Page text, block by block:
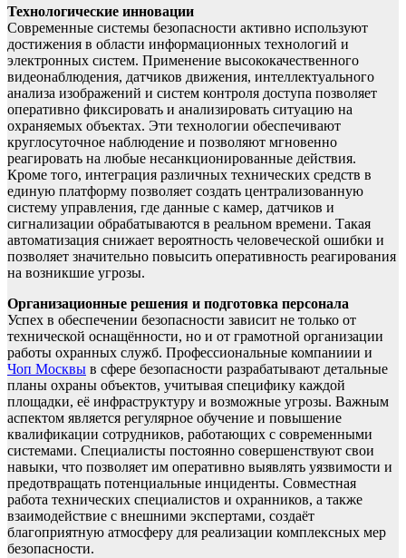
Технологические инновации
Современные системы безопасности активно используют
достижения в области информационных технологий и
электронных систем. Применение высококачественного
видеонаблюдения, датчиков движения, интеллектуального
анализа изображений и систем контроля доступа позволяет
оперативно фиксировать и анализировать ситуацию на
охраняемых объектах. Эти технологии обеспечивают
круглосуточное наблюдение и позволяют мгновенно
реагировать на любые несанкционированные действия.
Кроме того, интеграция различных технических средств в
единую платформу позволяет создать централизованную
систему управления, где данные с камер, датчиков и
сигнализации обрабатываются в реальном времени. Такая
автоматизация снижает вероятность человеческой ошибки и
позволяет значительно повысить оперативность реагирования
на возникшие угрозы.
Организационные решения и подготовка персонала
Успех в обеспечении безопасности зависит не только от
технической оснащённости, но и от грамотной организации
работы охранных служб. Профессиональные компаниии и
Чоп Москвы в сфере безопасности разрабатывают детальные
планы охраны объектов, учитывая специфику каждой
площадки, её инфраструктуру и возможные угрозы. Важным
аспектом является регулярное обучение и повышение
квалификации сотрудников, работающих с современными
системами. Специалисты постоянно совершенствуют свои
навыки, что позволяет им оперативно выявлять уязвимости и
предотвращать потенциальные инциденты. Совместная
работа технических специалистов и охранников, а также
взаимодействие с внешними экспертами, создаёт
благоприятную атмосферу для реализации комплексных мер
безопасности.